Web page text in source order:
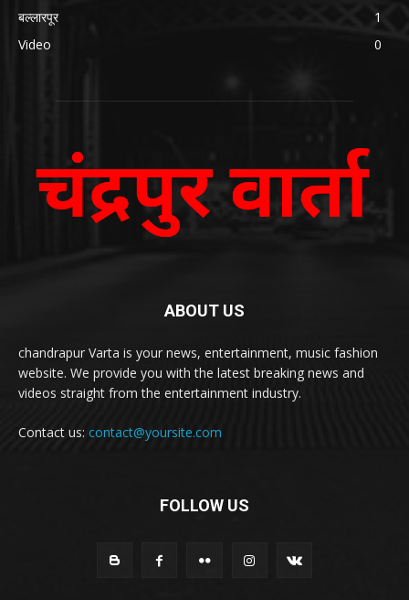
बल्लारपूर
1
Video
0
ABOUT US
chandrapur Varta is your news, entertainment, music fashion
website. We provide you with the latest breaking news and
videos straight from the entertainment industry.
Contact us: contact@yoursite.com
FOLLOW US